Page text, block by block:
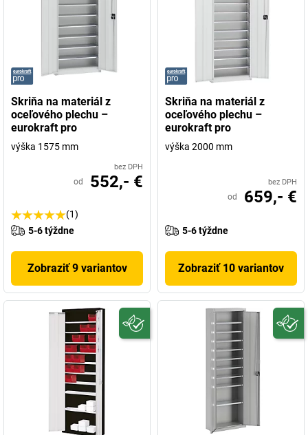
Skriňa na materiál z
oceľového plechu –
eurokraft pro
výška 1575 mm
bez DPH
od 552,- €
(1)
5-6 týždne
Zobraziť 9 variantov
Skriňa na materiál z
oceľového plechu –
eurokraft pro
výška 2000 mm
bez DPH
od 659,- €
5-6 týždne
Zobraziť 10 variantov